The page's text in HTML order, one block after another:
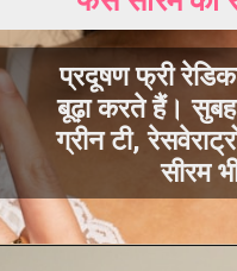
प्रदूषण फ्री
बूढ़ा करते हैं। सुबह
ग्रीन टी,
सीरम